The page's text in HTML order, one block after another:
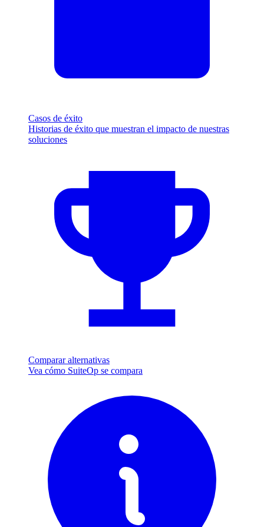
Casos de éxito
Historias de éxito que muestran el impacto de nuestras
soluciones
Comparar alternativas
Vea cómo SuiteOp se compara